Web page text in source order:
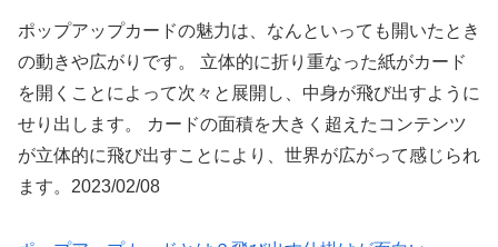
ポップアップカードの魅力は、なんといっても開いたとき
の動きや広がりです。 立体的に折り重なった紙がカード
を開くことによって次々と展開し、中身が飛び出すように
せり出します。 カードの面積を大きく超えたコンテンツ
が立体的に飛び出すことにより、世界が広がって感じられ
ます。2023/02/08